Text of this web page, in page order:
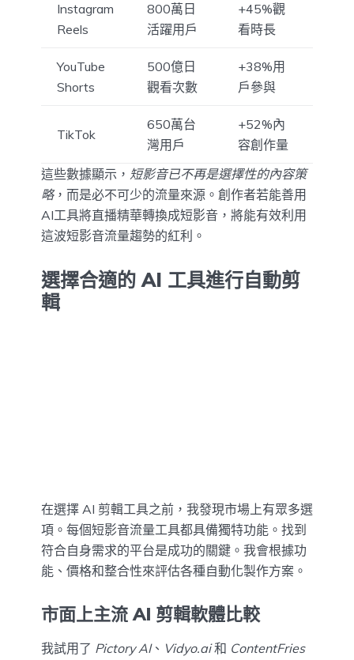
Instagram
Reels
800萬日
活躍用戶
+45%觀
看時長
YouTube
Shorts
500億日
觀看次數
+38%用
戶參與
TikTok
650萬台
灣用戶
+52%內
容創作量
這些數據顯示， 短影音已不再是選擇性的內容策
略，而是必不可少的流量來源。創作者若能善用
AI工具將直播精華轉換成短影音，將能有效利用
這波短影音流量趨勢的紅利。
選擇合適的 AI 工具進行自動剪
輯
在選擇 AI 剪輯工具之前，我發現市場上有眾多選
項。每個短影音流量工具都具備獨特功能。找到
符合自身需求的平台是成功的關鍵。我會根據功
能、價格和整合性來評估各種自動化製作方案。
市面上主流 AI 剪輯軟體比較
我試用了 Pictory AI、 Vidyo.ai和 ContentFries